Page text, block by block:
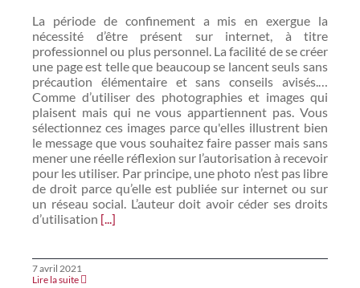
La période de confinement a mis en exergue la
nécessité d’être présent sur internet, à titre
professionnel ou plus personnel. La facilité de se créer
une page est telle que beaucoup se lancent seuls sans
précaution élémentaire et sans conseils avisés.…
Comme d’utiliser des photographies et images qui
plaisent mais qui ne vous appartiennent pas. Vous
sélectionnez ces images parce qu'elles illustrent bien
le message que vous souhaitez faire passer mais sans
mener une réelle réflexion sur l’autorisation à recevoir
pour les utiliser. Par principe, une photo n’est pas libre
de droit parce qu’elle est publiée sur internet ou sur
un réseau social. L’auteur doit avoir céder ses droits
d’utilisation [...]
7 avril 2021
Lire la suite